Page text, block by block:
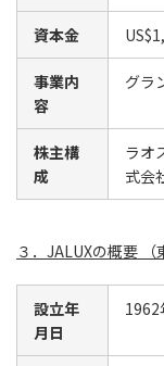
資本金
事業内
容
グラ
株主構
成
ラオ
式会
３．JALUXの概要 （
設立年
月日
1962